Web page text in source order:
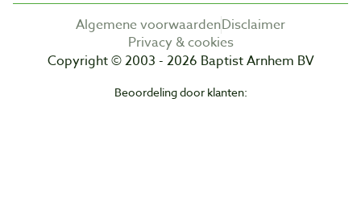
Algemene voorwaardenDisclaimer
Privacy & cookies
Copyright © 2003 - 2026 Baptist Arnhem BV
Beoordeling door klanten: